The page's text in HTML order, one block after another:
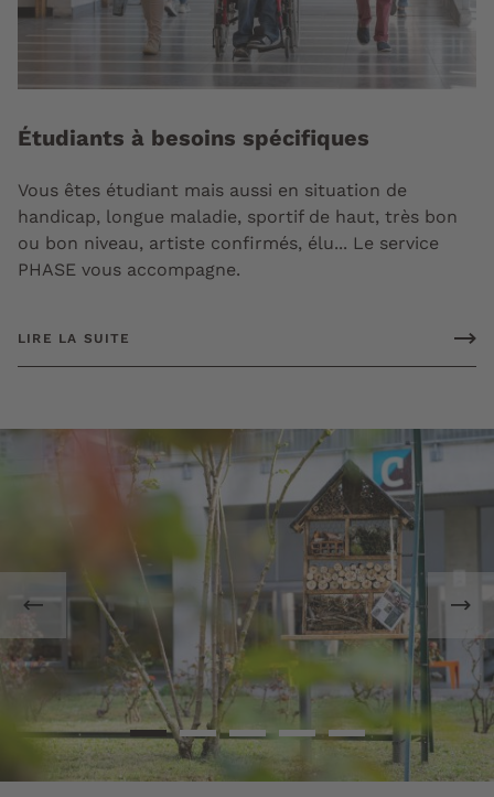
Étudiants à besoins spécifiques
Vous êtes étudiant mais aussi en situation de
handicap, longue maladie, sportif de haut, très bon
ou bon niveau, artiste confirmés, élu... Le service
PHASE vous accompagne.
LIRE LA SUITE